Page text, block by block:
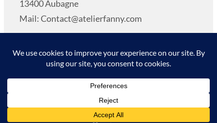
13400 Aubagne
Mail: Contact@atelierfanny.com
Copyright © 2024L’Atelier de Fanny
Conditions Générales De Vente